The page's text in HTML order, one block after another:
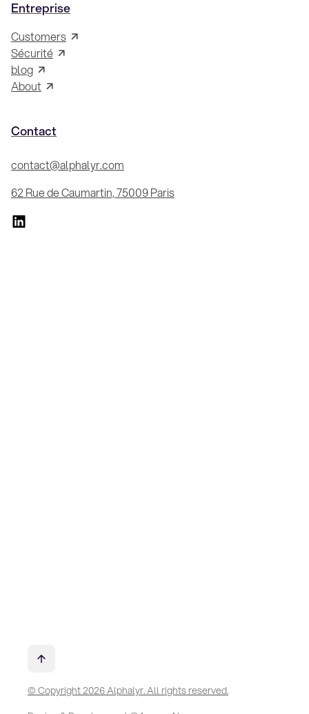
Entreprise
Customers
Sécurité
blog
About
Contact
contact@alphalyr.com
62 Rue de Caumartin, 75009 Paris
© Copyright 2026 Alphalyr. All rights reserved.